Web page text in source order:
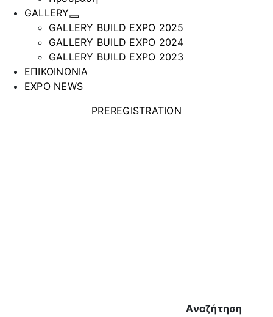
GALLERY
GALLERY BUILD EXPO 2025
GALLERY BUILD EXPO 2024
GALLERY BUILD EXPO 2023
ΕΠΙΚΟΙΝΩΝΙΑ
EXPO NEWS
PREREGISTRATION
STARFIRE
Αναζήτηση